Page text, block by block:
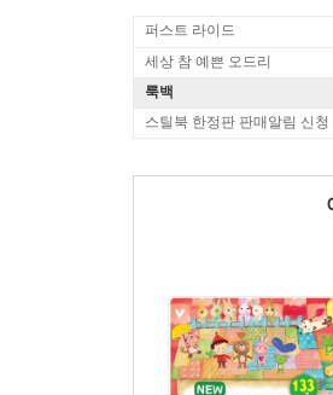
퍼스트 라이드
세상 참 예쁜 오드리
룩백
스틸북 한정판 판매알림 신청